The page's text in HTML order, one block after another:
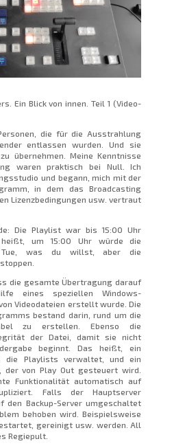
Ein Blick von innen. Teil 1 (Video-
die für die Ausstrahlung
entlassen wurden. Und sie
übernehmen. Meine Kenntnisse
waren praktisch bei Null. Ich
und begann, mich mit der
in dem das Broadcasting
Lizenzbedingungen usw. vertraut
Die Playlist war bis 15:00 Uhr
heißt, um 15:00 Uhr würde die
Tue, was du willst, aber die
die gesamte Übertragung darauf
eines speziellen Windows-
Videodateien erstellt wurde. Die
bestand darin, rund um die
zu erstellen. Ebenso die
der Datei, damit sie nicht
beginnt. Das heißt, ein
die Playlists verwaltet, und ein
der von Play Out gesteuert wird.
Funktionalität automatisch auf
Falls der Hauptserver
Backup-Server umgeschaltet
behoben wird. Beispielsweise
gereinigt usw. werden. All
Regiepult.